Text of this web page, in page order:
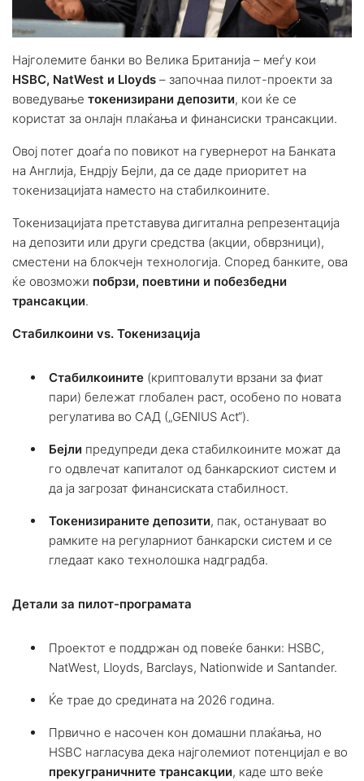
Најголемите банки во Велика Британија – меѓу кои
HSBC, NatWest и Lloyds – започнаа пилот-проекти за
воведување токенизирани депозити, кои ќе се
користат за онлајн плаќања и финансиски трансакции.
Овој потег доаѓа по повикот на гувернерот на Банката
на Англија, Ендрју Бејли, да се даде приоритет на
токенизацијата наместо на стабилкоините.
Токенизацијата претставува дигитална репрезентација
на депозити или други средства (акции, обврзници),
сместени на блокчејн технологија. Според банките, ова
ќе овозможи побрзи, поевтини и побезбедни
трансакции.
Стабилкоини vs. Токенизација
Стабилкоините (криптовалути врзани за фиат
пари) бележат глобален раст, особено по новата
регулатива во САД („GENIUS Act“).
Бејли предупреди дека стабилкоините можат да
го одвлечат капиталот од банкарскиот систем и
да ја загрозат финансиската стабилност.
Токенизираните депозити, пак, остануваат во
рамките на регуларниот банкарски систем и се
гледаат како технолошка надградба.
Детали за пилот-програмата
Проектот е поддржан од повеќе банки: HSBC,
NatWest, Lloyds, Barclays, Nationwide и Santander.
Ќе трае до средината на 2026 година.
Првично е насочен кон домашни плаќања, но
HSBC нагласува дека најголемиот потенцијал е во
прекуграничните трансакции, каде што веќе